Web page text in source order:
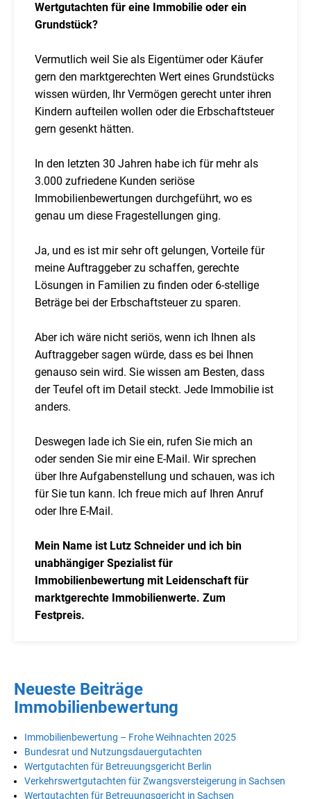
Wertgutachten für eine Immobilie oder ein
Grundstück?
Vermutlich weil Sie als Eigentümer oder Käufer
gern den marktgerechten Wert eines Grundstücks
wissen würden, Ihr Vermögen gerecht unter ihren
Kindern aufteilen wollen oder die Erbschaftsteuer
gern gesenkt hätten.
In den letzten 30 Jahren habe ich für mehr als
3.000 zufriedene Kunden seriöse
Immobilienbewertungen durchgeführt, wo es
genau um diese Fragestellungen ging.
Ja, und es ist mir sehr oft gelungen, Vorteile für
meine Auftraggeber zu schaffen, gerechte
Lösungen in Familien zu finden oder 6-stellige
Beträge bei der Erbschaftsteuer zu sparen.
Aber ich wäre nicht seriös, wenn ich Ihnen als
Auftraggeber sagen würde, dass es bei Ihnen
genauso sein wird. Sie wissen am Besten, dass
der Teufel oft im Detail steckt. Jede Immobilie ist
anders.
Deswegen lade ich Sie ein, rufen Sie mich an
oder senden Sie mir eine E-Mail. Wir sprechen
über Ihre Aufgabenstellung und schauen, was ich
für Sie tun kann. Ich freue mich auf Ihren Anruf
oder Ihre E-Mail.
Mein Name ist Lutz Schneider und ich bin
unabhängiger Spezialist für
Immobilienbewertung mit Leidenschaft für
marktgerechte Immobilienwerte. Zum
Festpreis.
Neueste Beiträge
Immobilienbewertung
Immobilienbewertung – Frohe Weihnachten 2025
Bundesrat und Nutzungsdauergutachten
Wertgutachten für Betreuungsgericht Berlin
Verkehrswertgutachten für Zwangsversteigerung in Sachsen
Wertgutachten für Betreuungsgericht in Sachsen